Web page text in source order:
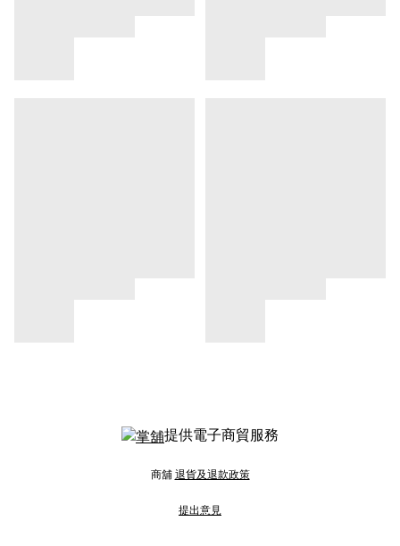
提供電子商貿服務
商舖 退貨及退款政策
提出意見